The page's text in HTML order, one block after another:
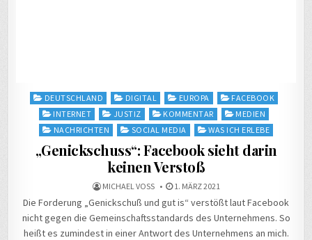
PostedDEUTSCHLAND DIGITAL EUROPA
FACEBOOK
INTERNET
JUSTIZ KOMMENTAR
MEDIEN
NACHRICHTEN
SOCIAL MEDIA WAS ICH ERLEBE
„Genickschuss“: Facebook sieht darin
keinen Verstoß
MICHAEL VOSS 1. MÄRZ 2021
Die Forderung „Genickschuß und gut is“ verstößt laut Facebook
nicht gegen die Gemeinschaftsstandards des Unternehmens. So
heißt es zumindest in einer Antwort des Unternehmens an mich.